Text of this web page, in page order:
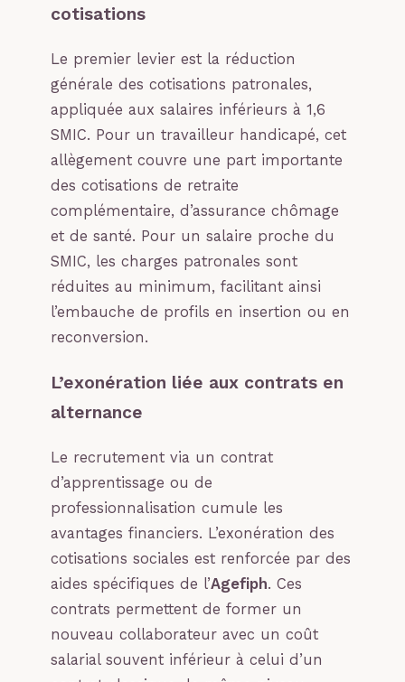
cotisations
Le premier levier est la réduction
générale des cotisations patronales,
appliquée aux salaires inférieurs à 1,6
SMIC. Pour un travailleur handicapé, cet
allègement couvre une part importante
des cotisations de retraite
complémentaire, d’assurance chômage
et de santé. Pour un salaire proche du
SMIC, les charges patronales sont
réduites au minimum, facilitant ainsi
l’embauche de profils en insertion ou en
reconversion.
L’exonération liée aux contrats en
alternance
Le recrutement via un contrat
d’apprentissage ou de
professionnalisation cumule les
avantages financiers. L’exonération des
cotisations sociales est renforcée par des
aides spécifiques de l’Agefiph. Ces
contrats permettent de former un
nouveau collaborateur avec un coût
salarial souvent inférieur à celui d’un